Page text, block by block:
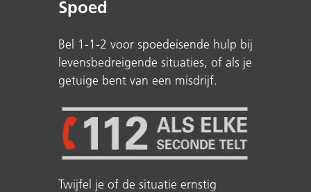
Spoed
Bel 1-1-2 voor spoedeisende hulp bij
levensbedreigende situaties, of als je
getuige bent van een misdrijf.
Twijfel je of de situatie ernstig